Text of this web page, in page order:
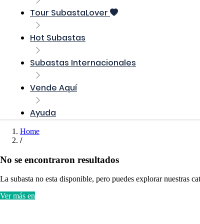
Tour SubastaLover
Hot Subastas
Subastas Internacionales
Vende Aquí
Ayuda
Home
No se encontraron resultados
La subasta no esta disponible, pero puedes explorar nuestras
Ver más en